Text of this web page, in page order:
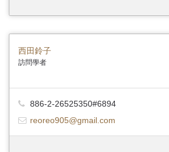
西田鈴子
訪問學者
886-2-26525350#6894
reoreo905@gmail.com